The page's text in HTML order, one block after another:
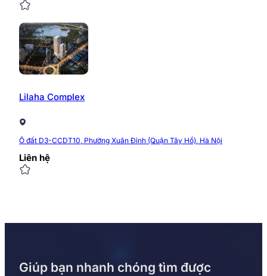
Lilaha Complex
Ô đất D3-CCDT10, Phường Xuân Đỉnh (Quận Tây Hồ), Hà Nội
Liên hệ
Giúp bạn nhanh chóng tìm được